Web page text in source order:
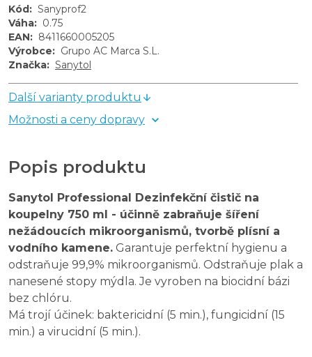
Kód: Sanyprof2
Váha: 0.75
EAN: 8411660005205
Výrobce: Grupo AC Marca S.L.
Značka: Sanytol
Další varianty produktu
Možnosti a ceny dopravy
Popis produktu
Sanytol Professional Dezinfekční čistič na
koupelny 750 ml - účinně zabraňuje šíření
nežádoucích mikroorganismů, tvorbě plísní a
vodního kamene. Garantuje perfektní hygienu a
odstraňuje 99,9% mikroorganismů. Odstraňuje plak a
nanesené stopy mýdla. Je vyroben na biocidní bázi
bez chlóru.
Má trojí účinek: baktericidní (5 min.), fungicidní (15
min.) a virucidní (5 min.).